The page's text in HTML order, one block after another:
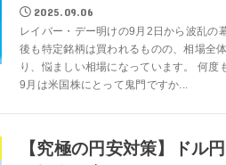
2025.09.06
レイバー・デー明けの9月2日から波乱の
後も特定銘柄は買われるものの、相場全
り、悩ましい相場になっています。 何度
9月は米国株にとって鬼門ですか...
【究極の円安対策】ドル